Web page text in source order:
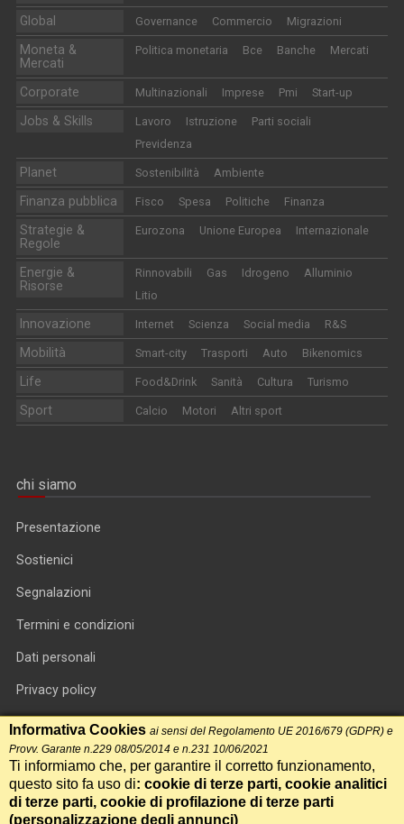
Global Governance Commercio Migrazioni
Moneta &
Mercati
Politica monetaria Bce Banche Mercati
Corporate Multinazionali Imprese Pmi Start-up
Jobs & Skills Lavoro Istruzione
Parti sociali
Previdenza
Planet Sostenibilità Ambiente
Finanza pubblica Fisco Spesa Politiche Finanza
Strategie &
Regole
Eurozona Unione Europea Internazionale
Energie &
Risorse
Rinnovabili Gas Idrogeno
Alluminio
Litio
Innovazione Internet Scienza Social media R&S
Mobilità Smart-city Trasporti Auto Bikenomics
Life Food&Drink Sanità Cultura Turismo
Sport Calcio Motori Altri sport
chi siamo
Presentazione
Sostienici
Segnalazioni
Termini e condizioni
Dati personali
Privacy policy
Informativa cookie
RSS feed
RSS Top News
Contatti
Informativa Cookies ai sensi del Regolamento UE 2016/679 (GDPR) e
Provv. Garante n.229 08/05/2014 e n.231 10/06/2021
Ti informiamo che, per garantire il corretto funzionamento,
questo sito fa uso di: cookie di terze parti, cookie analitici
di terze parti, cookie di profilazione di terze parti
(personalizzazione degli annunci)